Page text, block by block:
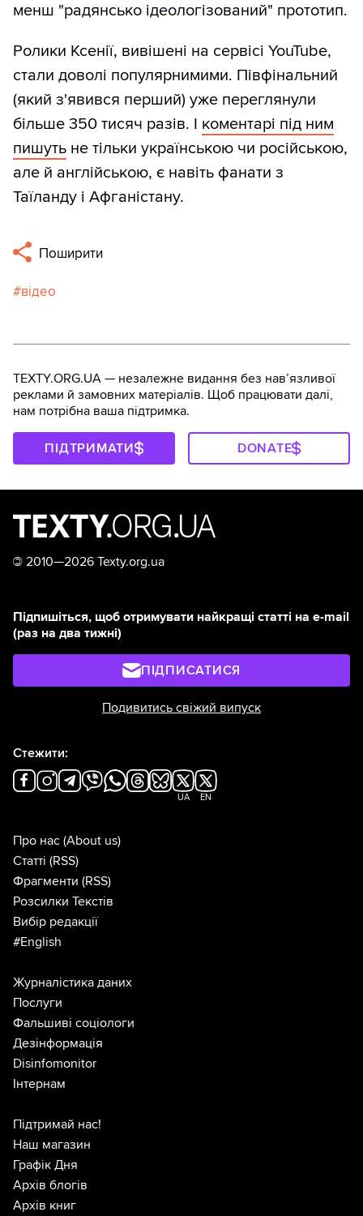
менш "радянсько ідеологізований" прототип.
Ролики Ксенії, вивішені на сервісі YouTube,
стали доволі популярнимими. Півфінальний
(який з'явився перший) уже переглянули
більше 350 тисяч разів. І коментарі під ним
пишуть не тільки українською чи російською,
але й англійською, є навіть фанати з
Таїланду і Афганістану.
Поширити
відео
TEXTY.ORG.UA — незалежне видання без навʼязливої
реклами й замовних матеріалів. Щоб працювати далі,
нам потрібна ваша підтримка.
ПІДТРИМАТИ DONATE
© 2010—2026 Texty.org.ua
Підпишіться, щоб отримувати найкращі статті на e-mail
(раз на два тижні)
ПІДПИСАТИСЯ
Подивитись свіжий випуск
Стежити:
UA EN
Про нас (About us)
Статті (RSS)
Фрагменти (RSS)
Розсилки Текстів
Вибір редакції
#English
Журналістика даних
Послуги
Фальшиві соціологи
Дезінформація
Disinfomonitor
Інтернам
Підтримай нас!
Наш магазин
Графік Дня
Архів блогів
Архів книг